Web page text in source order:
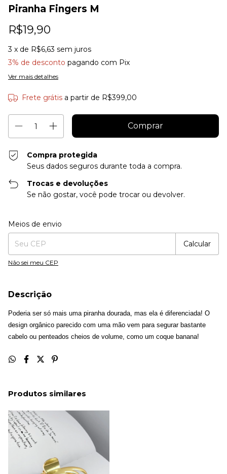
Piranha Fingers M
R$19,90
3 x de R$6,63 sem juros
3% de desconto pagando com Pix
Ver mais detalhes
Frete grátis a partir de R$399,00
Compra protegida
Seus dados seguros durante toda a compra.
Trocas e devoluções
Se não gostar, você pode trocar ou devolver.
Entregas para o CEP:
Meios de envio
Calcular
Não sei meu CEP
Descrição
Poderia ser só mais uma piranha dourada, mas ela é diferenciada! O
design orgânico parecido com uma mão vem para segurar bastante
cabelo ou penteados cheios de volume, como um coque banana!
Produtos similares